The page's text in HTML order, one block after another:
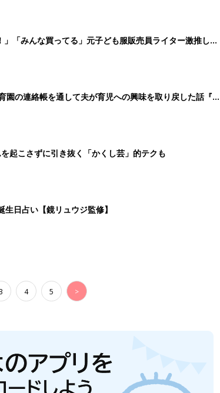
」「みんな買ってる」元子ども服販売員ライター激推し★
の連絡帳を通して夫が育児への興味を取り戻した話『ふ
起こさずに引き抜く「かくし芸」的テクも
日占い【鏡リュウジ監修】
4 5 >